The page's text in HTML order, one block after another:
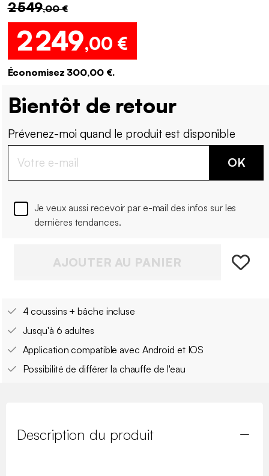
2 549,00 €
2 249,00 €
Économisez 300,00 €.
Bientôt de retour
Prévenez-moi quand le produit est disponible
OK
Je veux aussi recevoir par e-mail des infos sur les
dernières tendances.
AJOUTER AU PANIER
4 coussins + bâche incluse
Jusqu'à 6 adultes
Application compatible avec Android et IOS
Possibilité de différer la chauffe de l'eau
Description du produit